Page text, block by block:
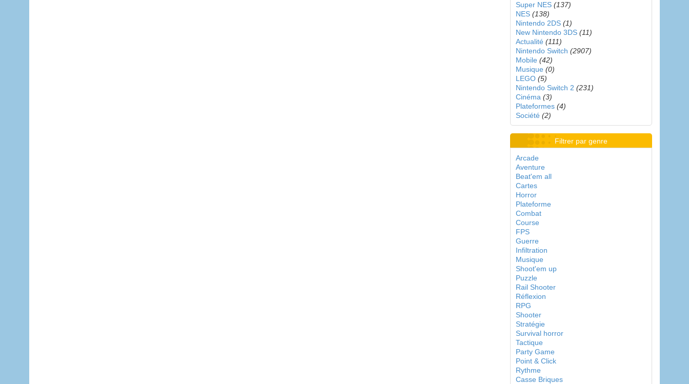
Super NES (137)
NES (138)
Nintendo 2DS (1)
New Nintendo 3DS (11)
Actualité (111)
Nintendo Switch (2907)
Mobile (42)
Musique (0)
LEGO (5)
Nintendo Switch 2 (231)
Cinéma (3)
Plateformes (4)
Société (2)
Filtrer par genre
Arcade
Aventure
Beat'em all
Cartes
Horror
Plateforme
Combat
Course
FPS
Guerre
Infiltration
Musique
Shoot'em up
Puzzle
Rail Shooter
Réflexion
RPG
Shooter
Stratégie
Survival horror
Tactique
Party Game
Point & Click
Rythme
Casse Briques